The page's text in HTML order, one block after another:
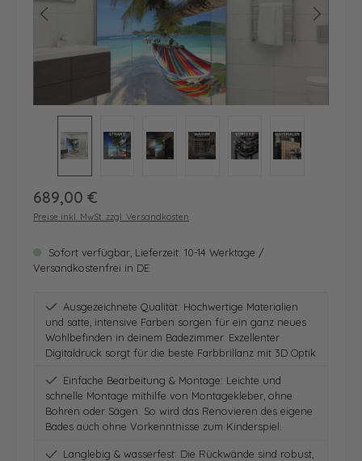
Regulärer Preis:
689,00 €
Preise inkl. MwSt. zzgl. Versandkosten
Sofort verfügbar, Lieferzeit: 10-14 Werktage /
Versandkostenfrei in DE
Ausgezeichnete Qualität: Hochwertige Materialien
und satte, intensive Farben sorgen für ein ganz neues
Wohlbefinden in deinem Badezimmer. Exzellenter
Digitaldruck sorgt für die beste Farbbrillanz mit 3D Optik
Einfache Bearbeitung & Montage: Leichte und
schnelle Montage mithilfe von Montagekleber, ohne
Bohren oder Sägen. So wird das Renovieren des eigene
Bades auch ohne Vorkenntnisse zum Kinderspiel.
Langlebig & wasserfest: Die Rückwände sind robust,